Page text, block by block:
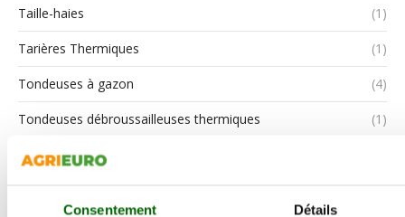
Consentement Détails
Taille-haies (1)
Tarières Thermiques (1)
Tondeuses à gazon (4)
Tondeuses débroussailleuses thermiques (1)
Tonte et entretien du jardin